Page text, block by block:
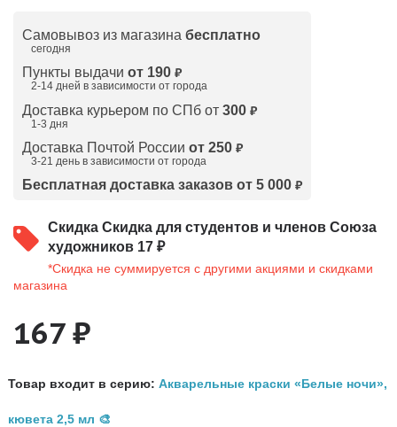
Самовывоз из магазина бесплатно
сегодня
Пункты выдачи от 190 ₽
2-14 дней в зависимости от города
Доставка курьером по СПб от 300 ₽
1-3 дня
Доставка Почтой России от 250 ₽
3-21 день в зависимости от города
Бесплатная доставка заказов от 5 000 ₽
Скидка Скидка для студентов и членов Союза
художников 17 ₽
*Скидка не суммируется с другими акциями и скидками
магазина
167 ₽
Товар входит в серию: Акварельные краски «Белые ночи»,
кювета 2,5 мл 🎨